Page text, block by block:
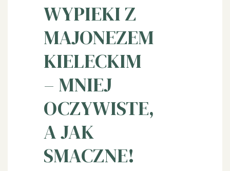
WYPIEKI Z
MAJONEZEM
KIELECKIM
– MNIEJ
OCZYWISTE,
A JAK
SMACZNE!